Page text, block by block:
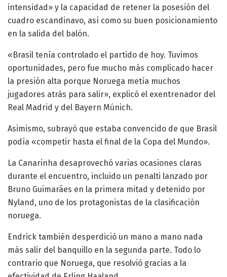
intensidad» y la capacidad de retener la posesión del
cuadro escandinavo, así como su buen posicionamiento
en la salida del balón.
«Brasil tenía controlado el partido de hoy. Tuvimos
oportunidades, pero fue mucho más complicado hacer
la presión alta porque Noruega metía muchos
jugadores atrás para salir», explicó el exentrenador del
Real Madrid y del Bayern Múnich.
Asimismo, subrayó que estaba convencido de que Brasil
podía «competir hasta el final de la Copa del Mundo».
La Canarinha desaprovechó varias ocasiones claras
durante el encuentro, incluido un penalti lanzado por
Bruno Guimarães en la primera mitad y detenido por
Nyland, uno de los protagonistas de la clasificación
noruega.
Endrick también desperdició un mano a mano nada
más salir del banquillo en la segunda parte. Todo lo
contrario que Noruega, que resolvió gracias a la